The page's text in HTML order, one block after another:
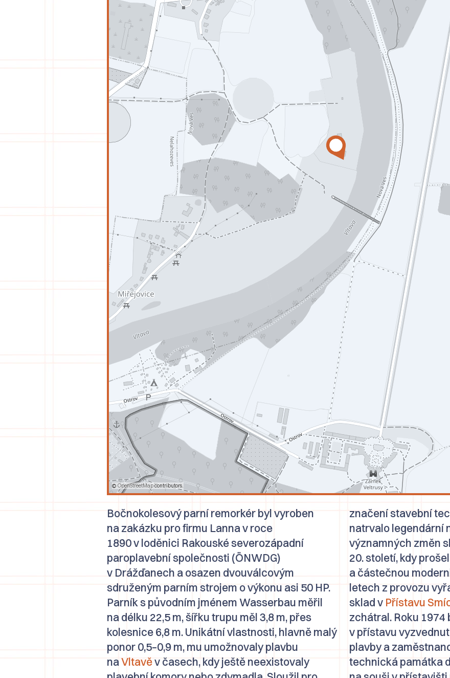
© OpenStreetMapcontributors.
Bočnokolesový parní remorkér byl vyroben
na zakázku pro firmu Lanna v roce
1890 v loděnici Rakouské severozápadní
paroplavební společnosti (ÖNWDG)
v Drážďanech a osazen dvouválcovým
sdruženým parním strojem o výkonu asi 50 HP.
Parník s původním jménemWasserbau měřil
na délku 22,5 m, šířku trupu měl 3,8 m, přes
kolesnice 6,8 m. Unikátní vlastnosti, hlavně malý
ponor 0,5–0,9 m, mu umožnovaly plavbu
naVltavěv časech, kdy ještě neexistovaly
značení stavební
natrvalo legendární
významných změn
20. století, kdy
a částečnou
letech z provozu
sklad v Přístavu
zchátral. Roku
v přístavu
plavby a
technická památka